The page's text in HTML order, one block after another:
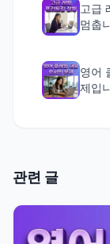
고급
멈춥
영어
제입
관련 글